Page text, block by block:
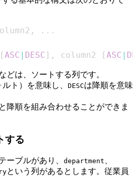
, . . .
[ASC | DESC ] , column2 [ASC |
どは、ソートする列です。
ト）を意味し、 DESCは降順を意味
降順を組み合わせることができま
する
ーブルがあり、 department
という列があるとします。従業員